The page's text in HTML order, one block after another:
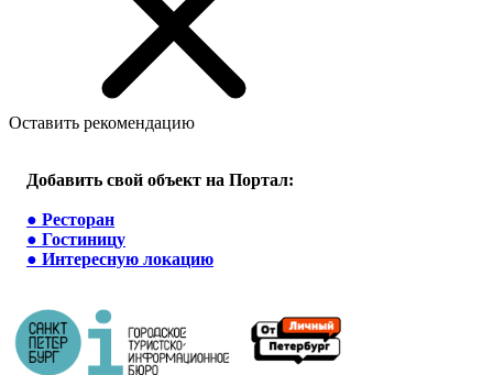
Оставить рекомендацию
Добавить свой объект на Портал:
● Ресторан
● Гостиницу
● Интересную локацию